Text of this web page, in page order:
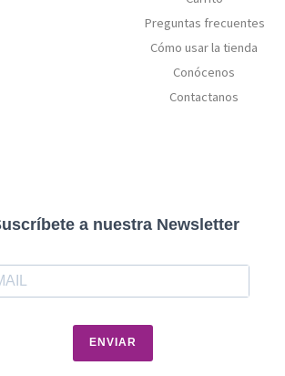
Preguntas frecuentes
Cómo usar la tienda
Conócenos
Contactanos
a nuestra Newsletter
ENVIAR